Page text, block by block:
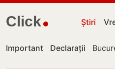
Click Știri
Important Declarații